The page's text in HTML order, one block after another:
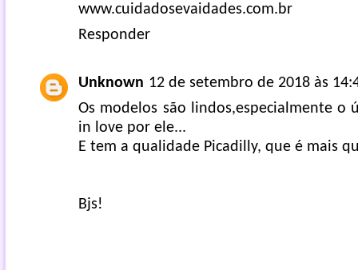
www.cuidadosevaidades.com.br
Responder
Unknown 12 de setembro de 2018 às
Os modelos são lindos,especialmente o
in love por ele...
E tem a qualidade Picadilly, que é mais
Bjs!